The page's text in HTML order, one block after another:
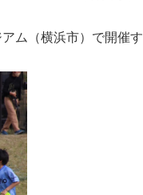
ム（横浜市）で開催す